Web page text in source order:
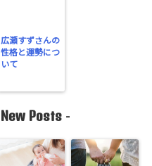
広瀬すずさんの
性格と運勢につ
いて
New Posts -